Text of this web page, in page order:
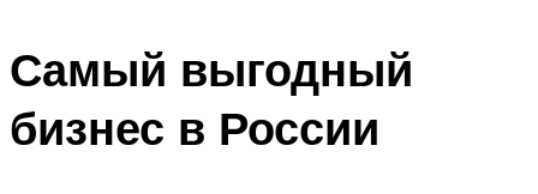
Самый выгодный
бизнес в России